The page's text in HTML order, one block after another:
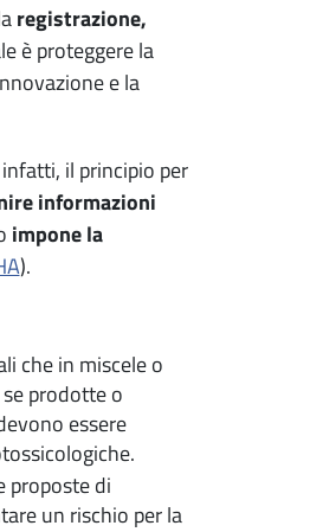
registrazione,
è proteggere la
e la
il principio per
informazioni
impone la
).
che in miscele o
prodotte o
essere
proposte di
un rischio per la